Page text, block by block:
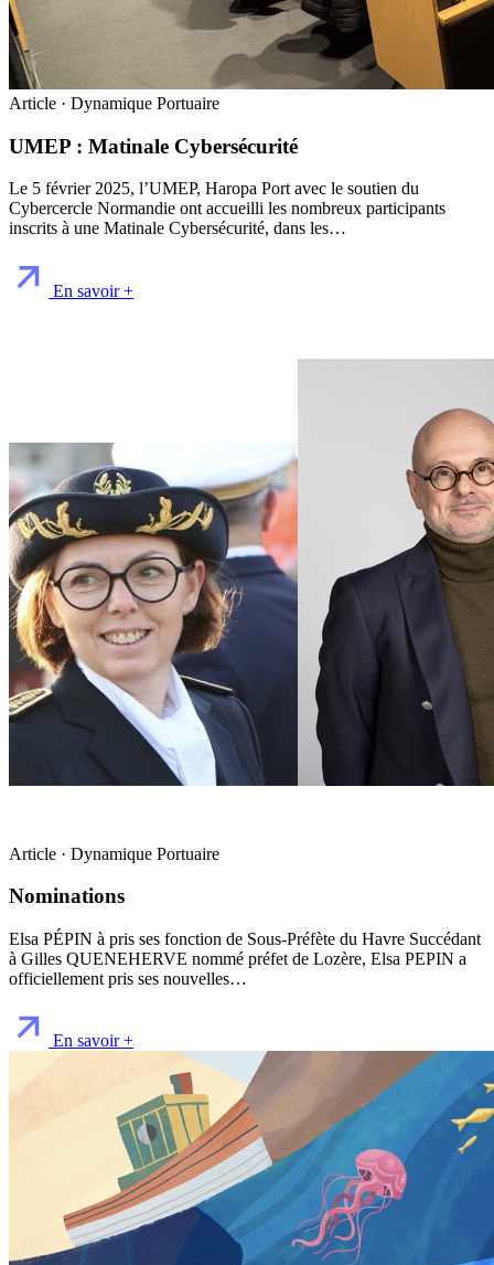
Article · Dynamique Portuaire
UMEP : Matinale Cybersécurité
Le 5 février 2025, l’UMEP, Haropa Port avec le soutien du
Cybercercle Normandie ont accueilli les nombreux participants
inscrits à une Matinale Cybersécurité, dans les…
En savoir +
Article · Dynamique Portuaire
Nominations
Elsa PÉPIN à pris ses fonction de Sous-Préfète du Havre Succédant
à Gilles QUENEHERVE nommé préfet de Lozère, Elsa PEPIN a
officiellement pris ses nouvelles…
En savoir +